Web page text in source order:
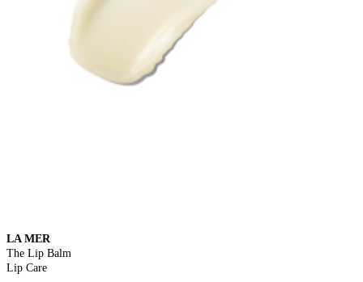
LA MER
The Lip Balm
Lip Care